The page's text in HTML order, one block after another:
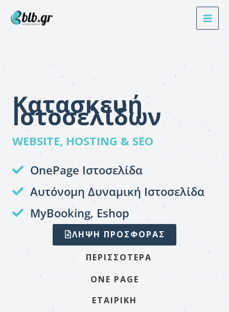
στο
Κατασκευή
Ιστοσελίδων
WEBSITE, HOSTING & SEO
OnePage Ιστοσελίδα
Αυτόνομη Δυναμική Ιστοσελίδα
MyBooking, Eshop
ΛΗΨΗ ΠΡΟΣΦΟΡΑΣ
ΠΕΡΙΣΣΟΤΕΡΑ
ONE PAGE
ΕΤΑΙΡΙΚΉ